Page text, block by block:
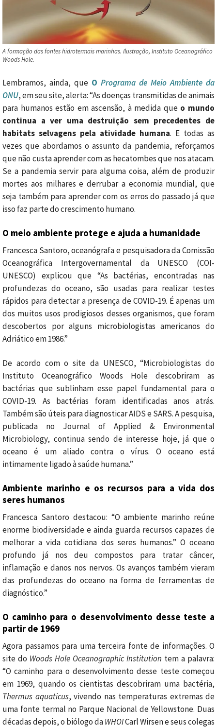
A formação das fontes hidrotermais marinhas. Ilustração, Instituto Oceanográfico
Woods Hole.
Lembramos, ainda, que O Programa de Meio Ambiente da
ONU, em seu site, alerta: “As doenças transmitidas de animais
para humanos estão em ascensão, à medida que o mundo
continua a ver uma destruição sem precedentes de
habitats selvagens pela atividade humana. E todas as
vezes que abordamos o assunto da pandemia, reforçamos
que não custa aprender com as hecatombes que nos atacam.
Se a pandemia servir para alguma coisa, além de produzir
mortes aos milhares e derrubar a economia mundial, que
seja também para aprender com os erros do passado já que
isso faz parte do crescimento humano.
O meio ambiente protege e ajuda a humanidade
Francesca Santoro, oceanógrafa e pesquisadora da Comissão
Oceanográfica Intergovernamental da UNESCO (COI-
UNESCO) explicou que “As bactérias, encontradas nas
profundezas do oceano, são usadas para realizar testes
rápidos para detectar a presença de COVID-19. É apenas um
dos muitos usos prodigiosos desses organismos, que foram
descobertos por alguns microbiologistas americanos do
Adriático em 1986.”
De acordo com o site da UNESCO, “Microbiologistas do
Instituto Oceanográfico Woods Hole descobriram as
bactérias que sublinham esse papel fundamental para o
COVID-19. As bactérias foram identificadas anos atrás.
Também são úteis para diagnosticar AIDS e SARS. A pesquisa,
publicada no Journal of Applied & Environmental
Microbiology, continua sendo de interesse hoje, já que o
oceano é um aliado contra o vírus. O oceano está
intimamente ligado à saúde humana.”
Ambiente marinho e os recursos para a vida dos
seres humanos
Francesca Santoro destacou: “O ambiente marinho reúne
enorme biodiversidade e ainda guarda recursos capazes de
melhorar a vida cotidiana dos seres humanos.” O oceano
profundo já nos deu compostos para tratar câncer,
inflamação e danos nos nervos. Os avanços também vieram
das profundezas do oceano na forma de ferramentas de
diagnóstico.”
O caminho para o desenvolvimento desse teste a
partir de 1969
Agora passamos para uma terceira fonte de informações. O
site do Woods Hole Oceanographic Institution tem a palavra:
“O caminho para o desenvolvimento desse teste começou
em 1969, quando os cientistas descobriram uma bactéria,
Thermus aquaticus, vivendo nas temperaturas extremas de
uma fonte termal no Parque Nacional de Yellowstone. Duas
décadas depois, o biólogo daWHOICarl Wirsen e seus colegas